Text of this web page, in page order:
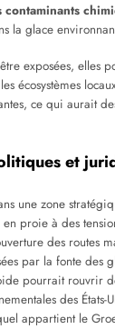
contaminants
la glace
exposées, elles
écosystèmes
ce qui aurait
et
une zone
proie à des
des routes
par la fonte des
pourrait rouvrir
des
appartient le